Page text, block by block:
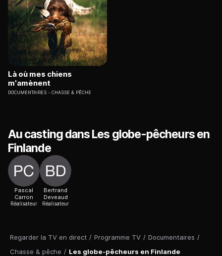
Regarder la TV en direct / Programme TV / Documentaires /
Chasse & pêche / Les globe-pêcheurs en Finlande
Là où mes chiens
m'amènent
DOCUMENTAIRES CHASSE & PÊCHE
Au casting dans Les globe-pêcheurs en
Finlande
Pascal
Carron
Réalisateur
Bertrand
Deveaud
Réalisateur